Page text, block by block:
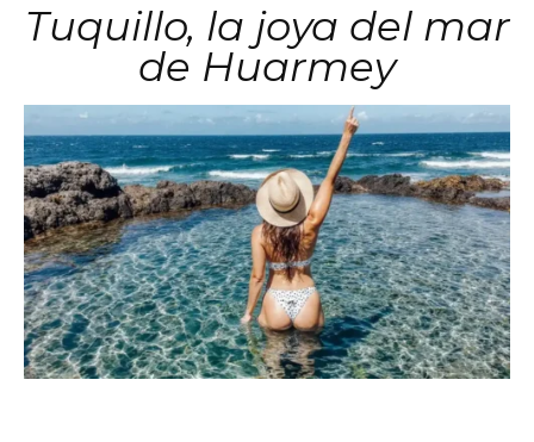
Tuquillo, la joya del mar
de Huarmey